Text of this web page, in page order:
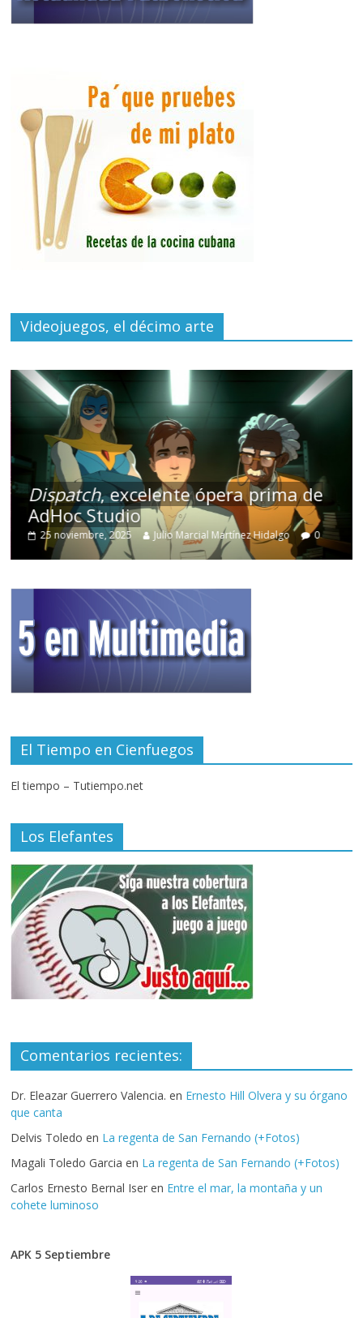
Videojuegos, el décimo arte
, excelente ópera prima de
Studio
noviembre, 2025 Julio Marcial Martínez Hidalgo 0
El Tiempo en Cienfuegos
El tiempo – Tutiempo.net
Los Elefantes
Comentarios recientes:
Dr. Eleazar Guerrero Valencia. en Ernesto Hill Olvera y su órgano
que canta
Delvis Toledo en La regenta de San Fernando (+Fotos)
Magali Toledo Garcia en La regenta de San Fernando (+Fotos)
Carlos Ernesto Bernal Iser en Entre el mar, la montaña y un
cohete luminoso
APK 5 Septiembre